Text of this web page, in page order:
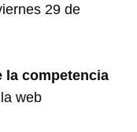
29 de
la competencia
web